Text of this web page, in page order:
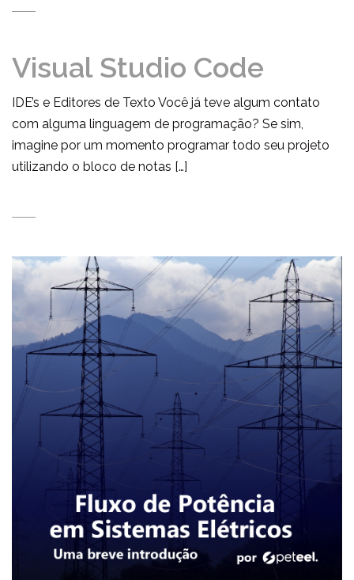
Visual Studio Code
IDE’s e Editores de Texto Você já teve algum contato
com alguma linguagem de programação? Se sim,
imagine por um momento programar todo seu projeto
utilizando o bloco de notas […]